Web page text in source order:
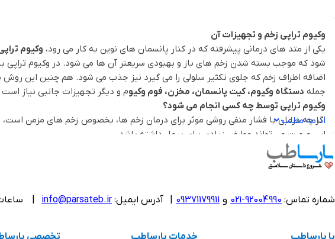
وکیوم تراپی زخم و تجهیزات آن
یکی از متد های درمانی پیشرفته که در کنار پانسمان های نوین به کار می رود، وکیوم
شود که موجب بسته شدن زخم های باز و بهبودی سریعتر آن ها می شود. در وکیوم تراپی
اضافه اطراف زخم که جلوی تکثیر سلولی را می گیرد نیز جذب می شود. هم چنین این
جمله دستگاه وکیوم، کیت پانسمان، مخزن، فوم وکیوم و دیگر تجهیزات جانبی نیاز
وکیوم تراپی توسط چه کسی انجام می شود؟
اگر چه درمان با فشار منفی روشی موثر برای درمان زخم ها، بخصوص زخم های مزمن
این صورت می تواند عوارض زیادی برای بیمار داشته باشد.
درپارساطبمی توانید
شامل یک پمپ خلاء(دستگاه وکیوم) باند مخصوص و مخزن و لوله برای جمع آوری مایعات
را روی زخم قرار می دهد که با یک لایه ی
ادامه مطلب
شماره تماس: 92004990-021 و 09371179911 آدرس ایمیل: info@parsateb.ir | ساعات